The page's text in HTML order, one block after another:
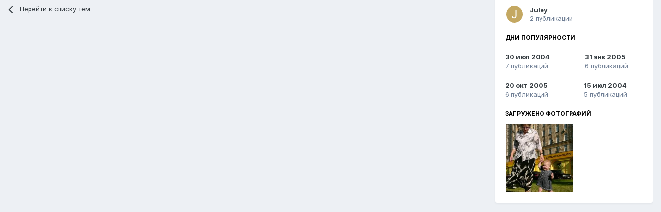
Перейти к списку тем
Juley
2 публикации
ДНИ ПОПУЛЯРНОСТИ
30 июл 2004
7 публикаций
31 янв 2005
6 публикаций
20 окт 2005
6 публикаций
15 июл 2004
5 публикаций
ЗАГРУЖЕНО ФОТОГРАФИЙ